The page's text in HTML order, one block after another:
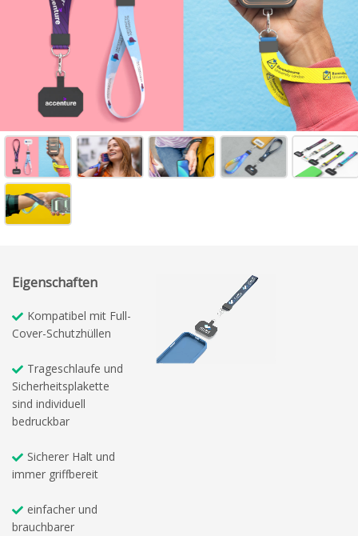
Eigenschaften
Kompatibel mit Full-
Cover-Schutzhüllen
Trageschlaufe und
Sicherheitsplakette
sind individuell
bedruckbar
Sicherer Halt und
immer griffbereit
einfacher und
brauchbarer